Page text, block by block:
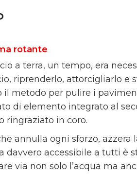
rotante
a terra, un tempo, era
riprenderlo, attorcigliarlo e
il metodo per pulire i
di elemento integrato al
ringraziato in coro.
annulla ogni sforzo,
davvero accessibile a tutti è
via non solo l’acqua ma